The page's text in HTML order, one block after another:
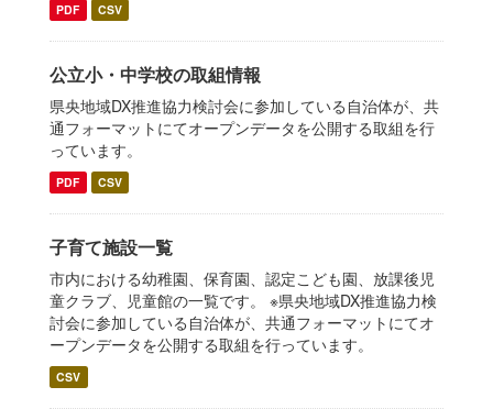
PDF CSV
公立小・中学校の取組情報
県央地域DX推進協力検討会に参加している自治体が、共
通フォーマットにてオープンデータを公開する取組を行
っています。
PDF CSV
子育て施設一覧
市内における幼稚園、保育園、認定こども園、放課後児
童クラブ、児童館の一覧です。 ※県央地域DX推進協力検
討会に参加している自治体が、共通フォーマットにてオ
ープンデータを公開する取組を行っています。
CSV